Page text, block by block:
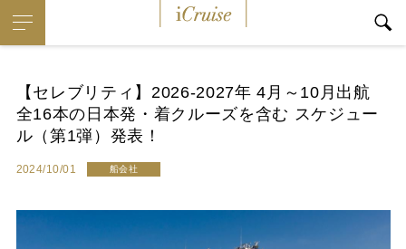
【セレブリティ】2026-2027年 4月～10月出航
全16本の日本発・着クルーズを含む スケジュー
ル（第1弾）発表！
2024/10/01 船会社